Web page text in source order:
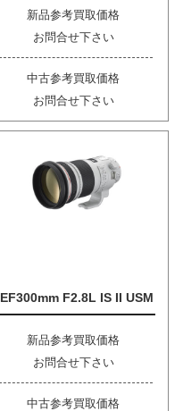
新品参考買取価格
お問合せ下さい
中古参考買取価格
お問合せ下さい
EF300mm F2.8L IS II USM
新品参考買取価格
お問合せ下さい
中古参考買取価格